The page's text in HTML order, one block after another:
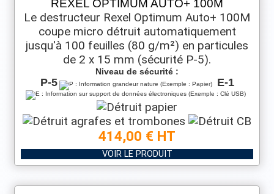
REXEL OPTIMUM AUTO+ 100M
Le destructeur Rexel Optimum Auto+ 100M
coupe micro détruit automatiquement
jusqu'à 100 feuilles (80 g/m²) en particules
de 2 x 15 mm (sécurité P-5).
Niveau de sécurité :
P-5 E-1
414,00 € HT
VOIR LE PRODUIT